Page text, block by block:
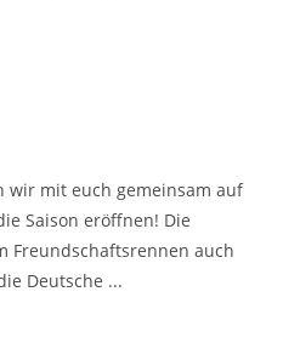
wir mit euch gemeinsam auf
Saison eröffnen! Die
Freundschaftsrennen auch
Deutsche ...